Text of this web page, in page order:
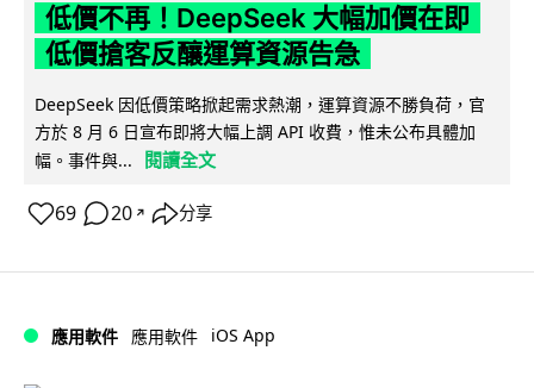
低價不再！DeepSeek 大幅加價在即
低價搶客反釀運算資源告急
DeepSeek 因低價策略掀起需求熱潮，運算資源不勝負荷，官
方於 8 月 6 日宣布即將大幅上調 API 收費，惟未公布具體加
幅。事件與...
閱讀全文
69 20 ↗ 分享
應用軟件 應用軟件 iOS App